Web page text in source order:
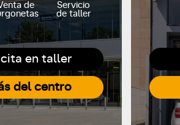
en taller
del centro
de
Servicio
de taller